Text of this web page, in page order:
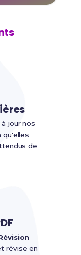
jour nos
qu'elles
de
révise en